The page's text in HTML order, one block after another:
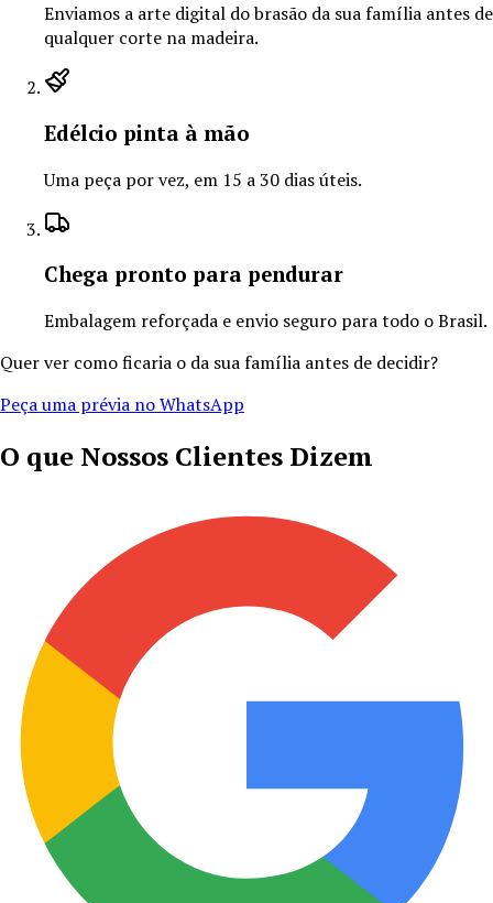
Enviamos a arte digital do brasão da sua família antes de
qualquer corte na madeira.
Edélcio pinta à mão
Uma peça por vez, em 15 a 30 dias úteis.
Chega pronto para pendurar
Embalagem reforçada e envio seguro para todo o Brasil.
Quer ver como ficaria o da sua família antes de decidir?
Peça uma prévia no WhatsApp
O que Nossos Clientes Dizem